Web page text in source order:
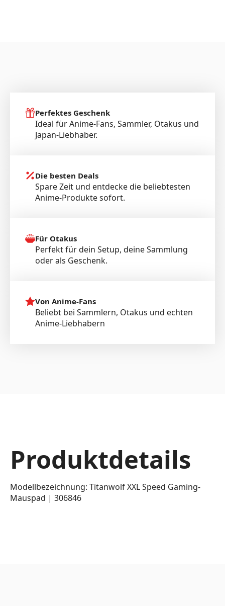
Perfektes Geschenk
Ideal für Anime-Fans, Sammler, Otakus und
Japan-Liebhaber.
Die besten Deals
Spare Zeit und entdecke die beliebtesten
Anime-Produkte sofort.
Für Otakus
Perfekt für dein Setup, deine Sammlung
oder als Geschenk.
Von Anime-Fans
Beliebt bei Sammlern, Otakus und echten
Anime-Liebhabern
Produktdetails
Modellbezeichnung: Titanwolf XXL Speed Gaming-
Mauspad | 306846